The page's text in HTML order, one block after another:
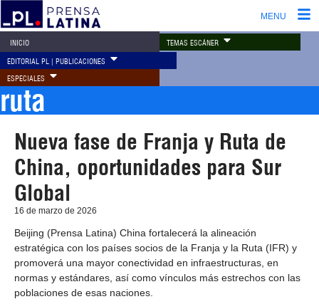
MENU
INICIO TEMAS ESCÁNER
EDITORIAL PL | PUBLICACIONES
ESPECIALES
ruta
Nueva fase de Franja y Ruta de
China, oportunidades para Sur
Global
16 de marzo de 2026
Beijing (Prensa Latina) China fortalecerá la alineación
estratégica con los países socios de la Franja y la Ruta (IFR) y
promoverá una mayor conectividad en infraestructuras, en
normas y estándares, así como vínculos más estrechos con las
poblaciones de esas naciones.